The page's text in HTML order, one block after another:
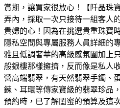
賞期，讓買家很放心！【阡晶珠
弄內，採取一次只接待一組客人
貴婦的心！因為在挑選貴重珠寶
隱私空間與專屬服務人員詳細的
雅且低調奢華的高級感氛圍加上
般銀樓那樣擁擠，反而像是私人
營高端翡翠，有天然翡翠手鐲、
鍊、耳環等傳家寶級的翡翠珍品
預約時，已了解閨蜜的預算及這